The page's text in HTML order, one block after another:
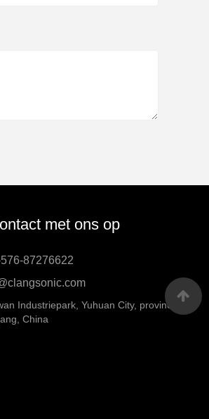
met ons op
87276622
Industriepark, Yuhuan City, provincie
China